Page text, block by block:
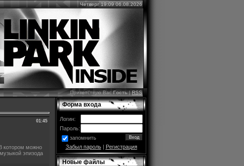
Четверг 19:09 06.08.2026
Приветствую ВасГость|RSS
01:45
котором можно
эпизода
Форма входа
Логин:
Пароль:
запомнить
Забыл пароль| Регистрация
Новые файлы